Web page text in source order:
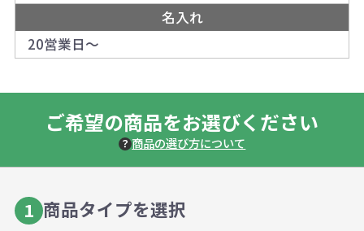
名入れ
20営業日～
ご希望の商品をお選びください
商品の選び方について
1 商品タイプを選択